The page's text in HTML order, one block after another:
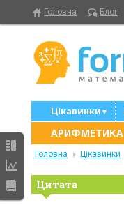
Головна Блог
Цікавинки ▼
АРИФМЕТИКА
Головна Цікавинки
Цитата